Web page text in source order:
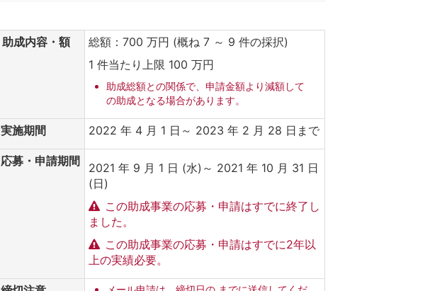
助成内容・額
総額：700 万円 (概ね 7 ～ 9 件の採択)
1 件当たり上限 100 万円
助成総額との関係で、申請金額より減額して
の助成となる場合があります。
実施期間 2022 年 4 月 1 日～ 2023 年 2 月 28 日まで
応募・申請期間
2021 年 9 月 1 日 (水)～ 2021 年 10 月 31 日
(日)
この助成事業の応募・申請はすでに終了し
ました。
この助成事業の応募・申請はすでに2年以
上の実績必要。